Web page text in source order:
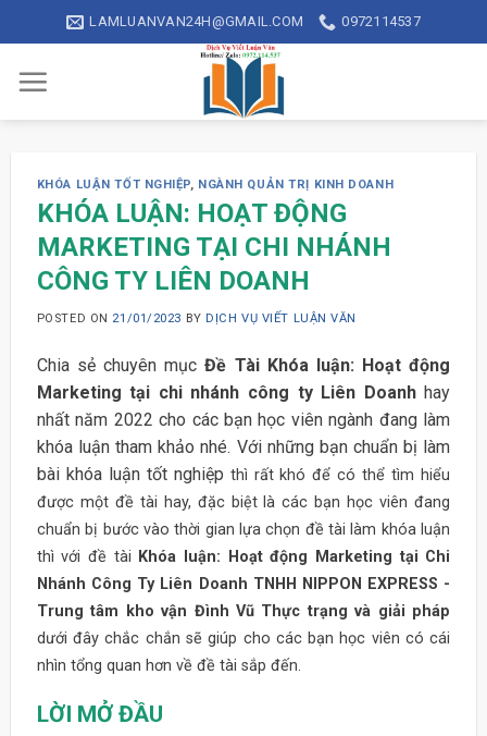
to
content
LAMLUANVAN24H@GMAIL.COM 0972114537
KHÓA LUẬN TỐT NGHIỆP, NGÀNH QUẢN TRỊ KINH DOANH
KHÓA LUẬN: HOẠT ĐỘNG
MARKETING TẠI CHI NHÁNH
CÔNG TY LIÊN DOANH
POSTED ON 21/01/2023 BY DỊCH VỤ VIẾT LUẬN VĂN
Chia sẻ chuyên mụcĐề Tài Khóa luận: Hoạt động
Marketing tại chi nhánh công ty Liên Doanhhay
nhất năm 2022 cho các bạn học viên ngành đang làm
khóa luận tham khảo nhé. Với những bạn chuẩn bị làm
bài khóa luận tốt nghiệp thì rất khó để có thể tìm hiểu
được một đề tài hay, đặc biệt là các bạn học viên đang
chuẩn bị bước vào thời gian lựa chọn đề tài làm khóa luận
thì với đề tài Khóa luận: Hoạt động Marketing tại Chi
Nhánh Công Ty Liên Doanh TNHH NIPPON EXPRESS -
Trung tâm kho vận Đình Vũ Thực trạng và giải pháp
dưới đây chắc chắn sẽ giúp cho các bạn học viên có cái
nhìn tổng quan hơn về đề tài sắp đến.
LỜI MỞ ĐẦU